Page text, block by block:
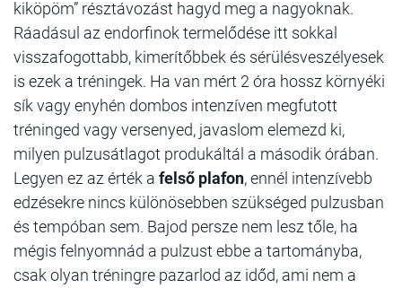
kiköpöm” résztávozást hagyd meg a nagyoknak.
Ráadásul az endorfinok termelődése itt sokkal
visszafogottabb, kimerítőbbek és sérülésveszélyesek
is ezek a tréningek. Ha van mért 2 óra hossz környéki
sík vagy enyhén dombos intenzíven megfutott
tréninged vagy versenyed, javaslom elemezd ki,
milyen pulzusátlagot produkáltál a második órában.
Legyen ez az érték a felső plafon, ennél intenzívebb
edzésekre nincs különösebben szükséged pulzusban
és tempóban sem. Bajod persze nem lesz tőle, ha
mégis felnyomnád a pulzust ebbe a tartományba,
csak olyan tréningre pazarlod az időd, ami nem a